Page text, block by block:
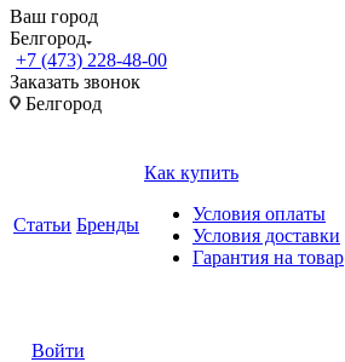
Ваш город
Белгород
+7 (473) 228-48-00
Заказать звонок
Белгород
Статьи Бренды
Как купить
Условия оплаты
Условия доставки
Гарантия на товар
Войти